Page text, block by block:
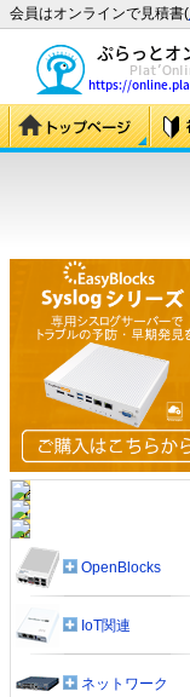
会員はオンラインで見積書(
OpenBlocks
IoT関連
ネットワーク